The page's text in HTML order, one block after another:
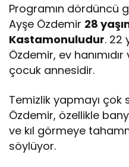
Programın dördüncü
Ayşe Özdemir 28
Kastamonuludur. 22
Özdemir, ev
çocuk annesidir.
Temizlik yapmayı çok
Özdemir, özellikle
ve kıl görmeye
söylüyor.